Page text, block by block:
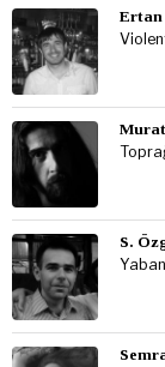
Ertan
S.